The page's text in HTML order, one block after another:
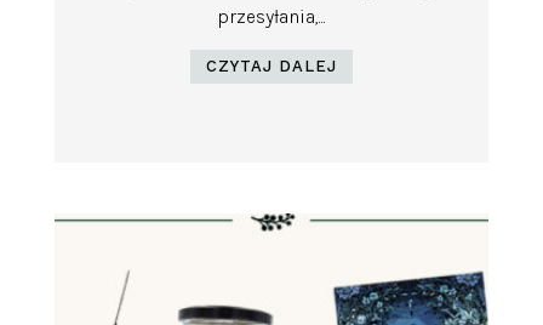
przesyłania,...
CZYTAJ DALEJ